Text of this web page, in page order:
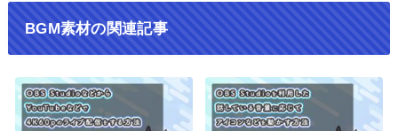
BGM素材の関連記事